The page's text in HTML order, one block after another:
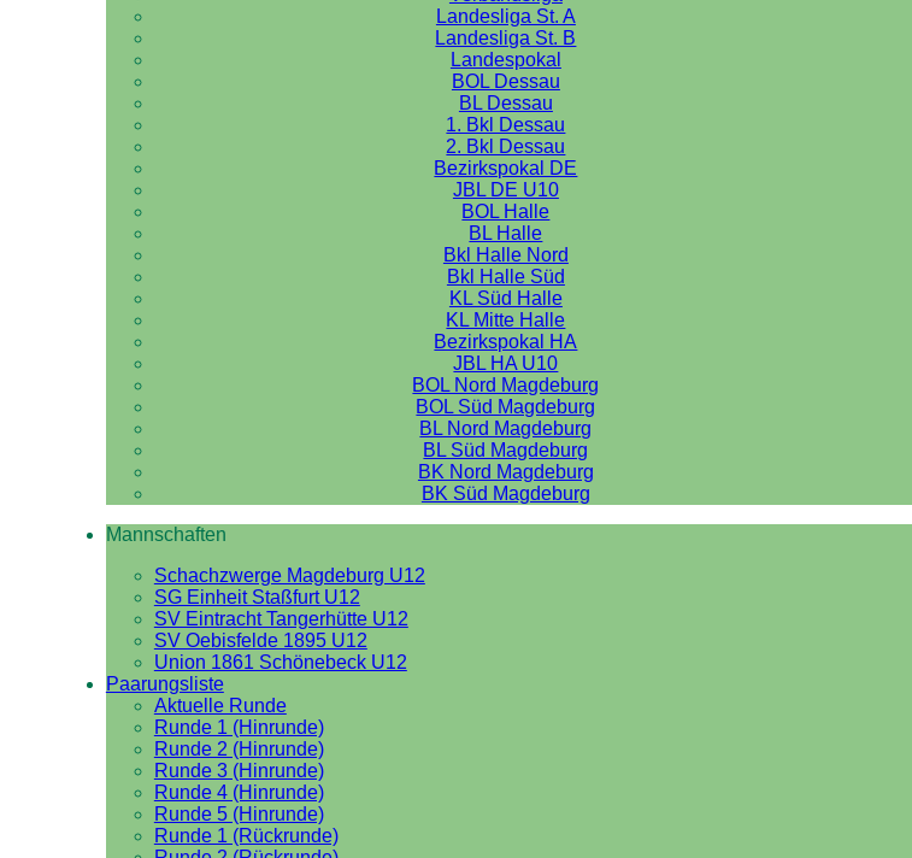
Landesliga St. A
Landesliga St. B
Landespokal
BOL Dessau
BL Dessau
1. Bkl Dessau
2. Bkl Dessau
Bezirkspokal DE
JBL DE U10
BOL Halle
BL Halle
Bkl Halle Nord
Bkl Halle Süd
KL Süd Halle
KL Mitte Halle
Bezirkspokal HA
JBL HA U10
BOL Nord Magdeburg
BOL Süd Magdeburg
BL Nord Magdeburg
BL Süd Magdeburg
BK Nord Magdeburg
BK Süd Magdeburg
Mannschaften
Schachzwerge Magdeburg U12
SG Einheit Staßfurt U12
SV Eintracht Tangerhütte U12
SV Oebisfelde 1895 U12
Union 1861 Schönebeck U12
Paarungsliste
Aktuelle Runde
Runde 1 (Hinrunde)
Runde 2 (Hinrunde)
Runde 3 (Hinrunde)
Runde 4 (Hinrunde)
Runde 5 (Hinrunde)
Runde 1 (Rückrunde)